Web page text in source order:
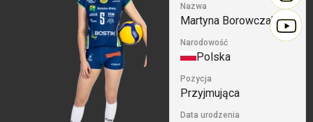
Nazwa
Martyna Borowczak
Narodowość
Polska
Pozycja
Przyjmująca
Data urodzenia